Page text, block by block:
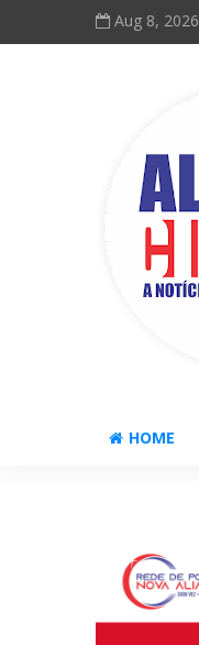
Aug 8, 2026
HOME